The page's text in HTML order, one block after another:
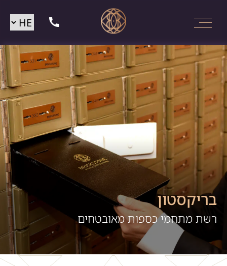
בריקסטון
רשת מתחמי כספות מאובטחים